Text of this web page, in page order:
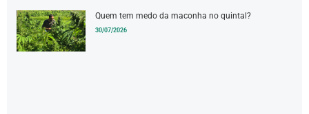
Quem tem medo da maconha no quintal?
30/07/2026